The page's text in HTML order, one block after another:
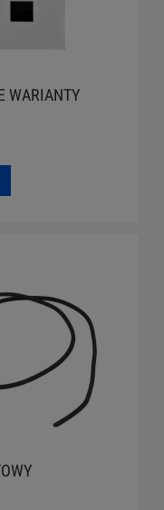
WARIANTY